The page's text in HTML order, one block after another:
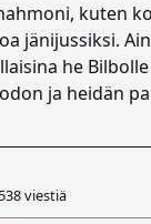
kuten
jänijussiksi.
he
ja heidän
viestiä